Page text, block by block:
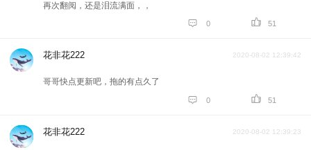
再次翻阅，还是泪流满面，，
 0  51
花非花222 2020-08-02 12:39:42
哥哥快点更新吧，拖的有点久了
 0  51
花非花222 2020-08-02 12:39:23